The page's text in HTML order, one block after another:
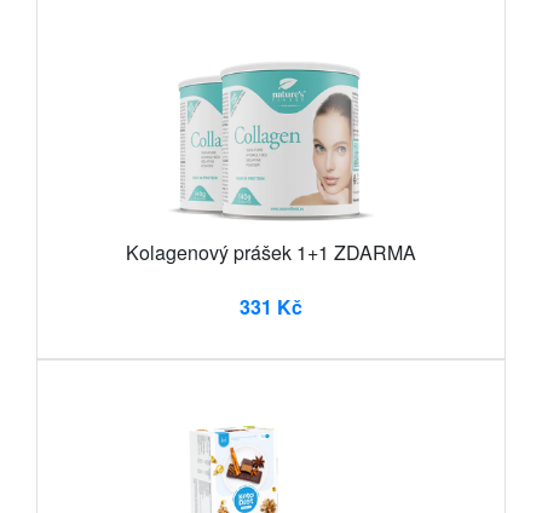
Kolagenový prášek 1+1 ZDARMA
331 Kč